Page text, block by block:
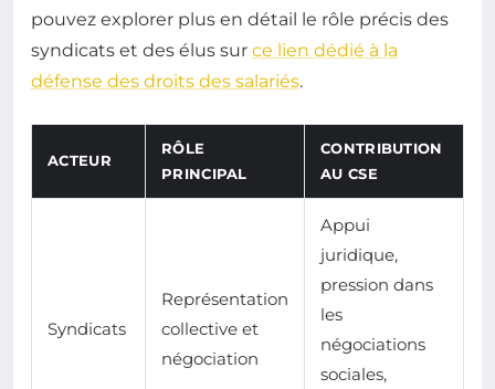
pouvez explorer plus en détail le rôle précis des
syndicats et des élus sur ce lien dédié à la
défense des droits des salariés.
ACTEUR
RÔLE
PRINCIPAL
CONTRIBUTION
AU CSE
Syndicats
Représentation
collective et
négociation
Appui
juridique,
pression dans
les
négociations
sociales,